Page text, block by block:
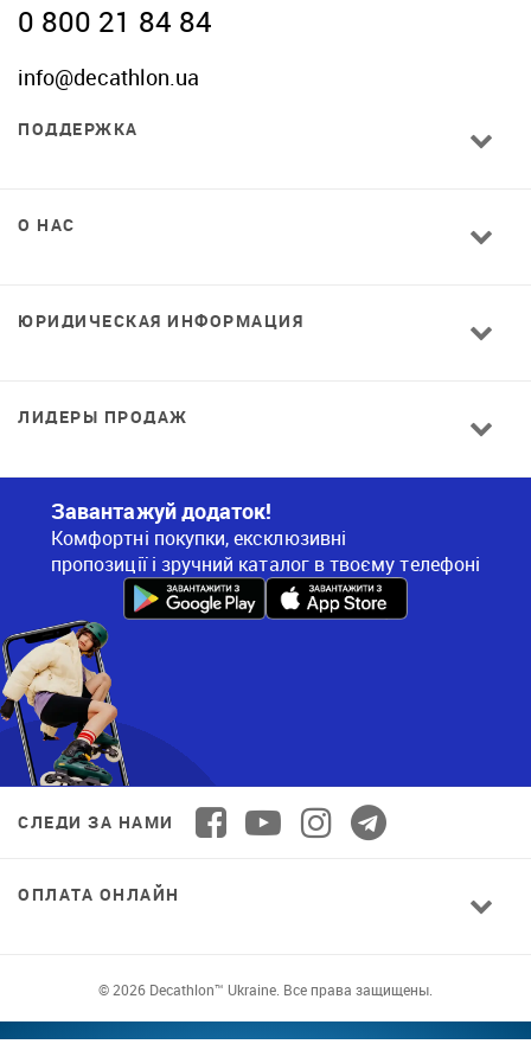
0 800 21 84 84
info@decathlon.ua
ПОДДЕРЖКА
О НАС
ЮРИДИЧЕСКАЯ ИНФОРМАЦИЯ
ЛИДЕРЫ ПРОДАЖ
Завантажуй додаток!
Комфортні покупки, ексклюзивні
пропозиції і зручний каталог в твоєму телефоні
СЛЕДИ ЗА НАМИ
ОПЛАТА ОНЛАЙН
© 2026 Decathlon™ Ukraine. Все права защищены.